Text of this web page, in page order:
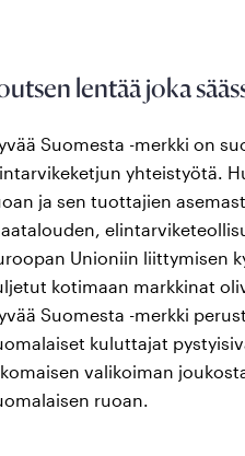
lentää joka
Suomesta -merkki on
yhteistyötä.
ja sen tuottajien
Unioniin liittymisen
kotimaan markkinat
Suomesta -merkki
kuluttajat
valikoiman
ruoan.